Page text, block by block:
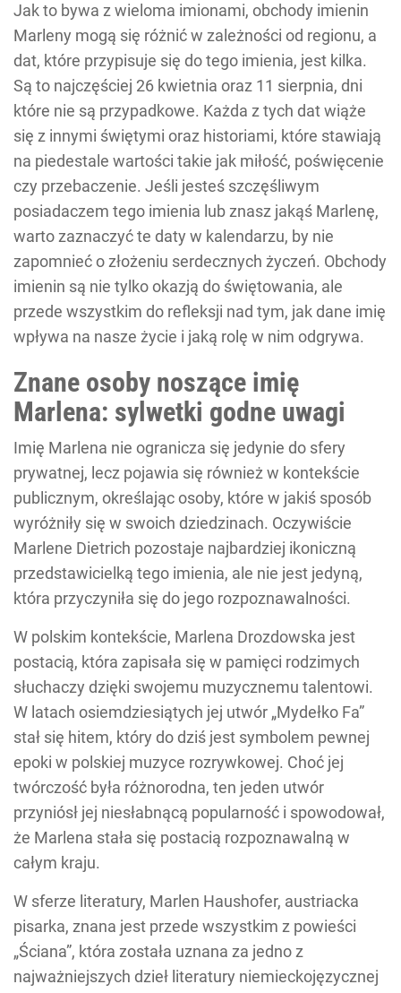
Jak to bywa z wieloma imionami, obchody imienin
Marleny mogą się różnić w zależności od regionu, a
dat, które przypisuje się do tego imienia, jest kilka.
Są to najczęściej 26 kwietnia oraz 11 sierpnia, dni
które nie są przypadkowe. Każda z tych dat wiąże
się z innymi świętymi oraz historiami, które stawiają
na piedestale wartości takie jak miłość, poświęcenie
czy przebaczenie. Jeśli jesteś szczęśliwym
posiadaczem tego imienia lub znasz jakąś Marlenę,
warto zaznaczyć te daty w kalendarzu, by nie
zapomnieć o złożeniu serdecznych życzeń. Obchody
imienin są nie tylko okazją do świętowania, ale
przede wszystkim do refleksji nad tym, jak dane imię
wpływa na nasze życie i jaką rolę w nim odgrywa.
Znane osoby noszące imię
Marlena: sylwetki godne uwagi
Imię Marlena nie ogranicza się jedynie do sfery
prywatnej, lecz pojawia się również w kontekście
publicznym, określając osoby, które w jakiś sposób
wyróżniły się w swoich dziedzinach. Oczywiście
Marlene Dietrich pozostaje najbardziej ikoniczną
przedstawicielką tego imienia, ale nie jest jedyną,
która przyczyniła się do jego rozpoznawalności.
W polskim kontekście, Marlena Drozdowska jest
postacią, która zapisała się w pamięci rodzimych
słuchaczy dzięki swojemu muzycznemu talentowi.
W latach osiemdziesiątych jej utwór „Mydełko Fa”
stał się hitem, który do dziś jest symbolem pewnej
epoki w polskiej muzyce rozrywkowej. Choć jej
twórczość była różnorodna, ten jeden utwór
przyniósł jej niesłabnącą popularność i spowodował,
że Marlena stała się postacią rozpoznawalną w
całym kraju.
W sferze literatury, Marlen Haushofer, austriacka
pisarka, znana jest przede wszystkim z powieści
„Ściana”, która została uznana za jedno z
najważniejszych dzieł literatury niemieckojęzycznej